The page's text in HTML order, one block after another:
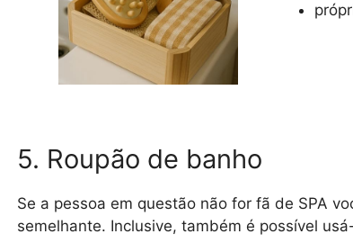
5. Roupão de banho
Se a pessoa em questão não for fã de SPA
semelhante. Inclusive, também é possível